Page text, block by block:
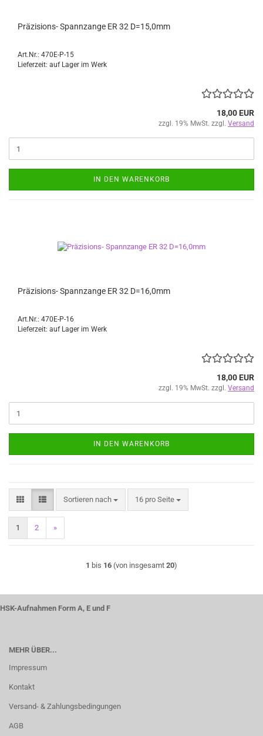
Präzisions- Spannzange ER 32 D=15,0mm
Art.Nr.: 470E-P-15
Lieferzeit: auf Lager im Werk
18,00 EUR
zzgl. 19% MwSt. zzgl. Versand
IN DEN WARENKORB
Präzisions- Spannzange ER 32 D=16,0mm
Art.Nr.: 470E-P-16
Lieferzeit: auf Lager im Werk
18,00 EUR
zzgl. 19% MwSt. zzgl. Versand
IN DEN WARENKORB
Sortieren nach
Sortieren nach 16 pro Seite
pro Seite
1 2 »
1 bis 16 (von insgesamt 20)
HSK-Aufnahmen Form A, E und F
MEHR ÜBER...
Impressum
Kontakt
Versand- & Zahlungsbedingungen
AGB